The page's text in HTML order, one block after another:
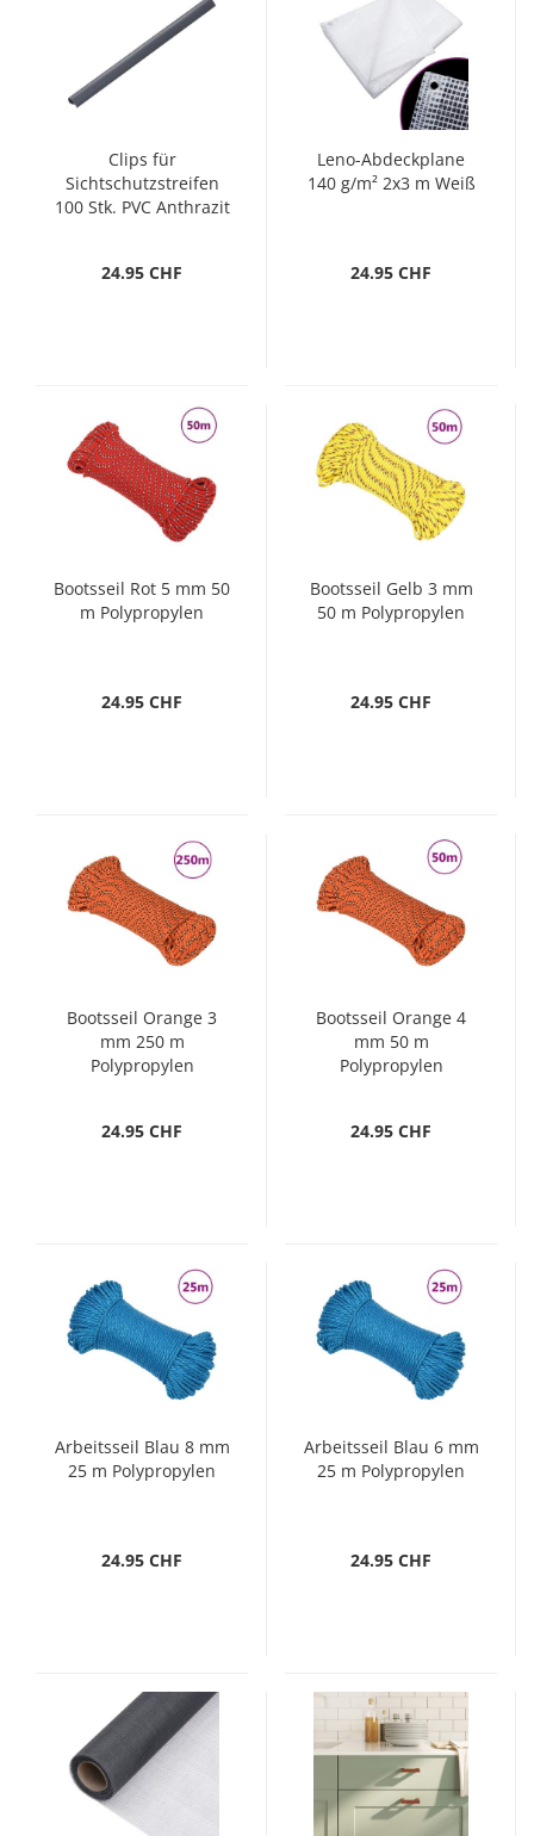
Clips für
Sichtschutzstreifen
100 Stk. PVC Anthrazit
24.95 CHF
Leno-Abdeckplane
140 g/m² 2x3 m Weiß
24.95 CHF
Bootsseil Rot 5 mm 50
m Polypropylen
24.95 CHF
Bootsseil Gelb 3 mm
50 m Polypropylen
24.95 CHF
Bootsseil Orange 3
mm 250 m
Polypropylen
24.95 CHF
Bootsseil Orange 4
mm 50 m
Polypropylen
24.95 CHF
Arbeitsseil Blau 8 mm
25 m Polypropylen
24.95 CHF
Arbeitsseil Blau 6 mm
25 m Polypropylen
24.95 CHF